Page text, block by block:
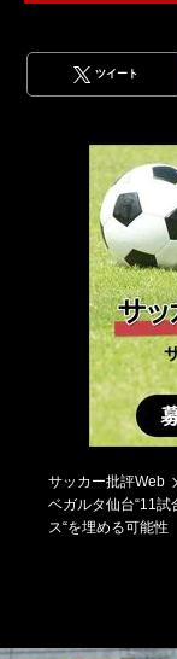
ツイート
サッカー批評Web
ベガルタ仙台“11試
ス“を埋める可能性